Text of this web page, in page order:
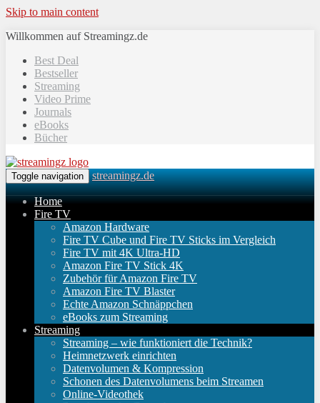
Skip to main content
Willkommen auf Streamingz.de
Best Deal
Bestseller
Streaming
Video Prime
Journals
eBooks
Bücher
Toggle navigation streamingz.de
Home
Fire TV
Amazon Hardware
Fire TV Cube und Fire TV Sticks im Vergleich
Fire TV mit 4K Ultra-HD
Amazon Fire TV Stick 4K
Zubehör für Amazon Fire TV
Amazon Fire TV Blaster
Echte Amazon Schnäppchen
eBooks zum Streaming
Streaming
Streaming – wie funktioniert die Technik?
Heimnetzwerk einrichten
Datenvolumen & Kompression
Schonen des Datenvolumens beim Streamen
Online-Videothek